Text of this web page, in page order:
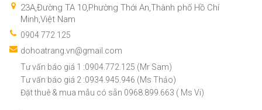
23A,Đường TA 10,Phường Thới An,Thành phố Hồ Chí
Minh,Việt Nam
0904 772 125
dohoatrang.vn@gmail.com
Tư vấn báo giá 1 :0904.772.125 (Mr Sam)
Tư vấn báo giá 2 :0934.945.946 (Ms Thảo)
Đặt thuê & mua mẫu có sẵn 0968.899.663 ( Ms Vi)